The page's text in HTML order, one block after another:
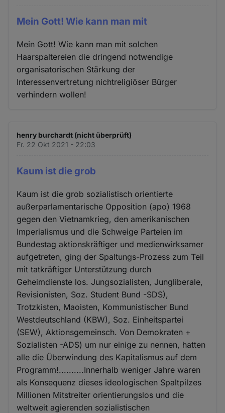
Mein Gott! Wie kann man mit
Mein Gott! Wie kann man mit solchen
Haarspaltereien die dringend notwendige
organisatorischen Stärkung der
Interessenvertretung nichtreligiöser Bürger
verhindern wollen!
henry burchardt (nicht überprüft)
Fr. 22 Okt 2021 - 22:03
Kaum ist die grob
Kaum ist die grob sozialistisch orientierte
außerparlamentarische Opposition (apo) 1968
gegen den Vietnamkrieg, den amerikanischen
Imperialismus und die Schweige Parteien im
Bundestag aktionskräftiger und medienwirksamer
aufgetreten, ging der Spaltungs-Prozess zum Teil
mit tatkräftiger Unterstützung durch
Geheimdienste los. Jungsozialisten, Jungliberale,
Revisionisten, Soz. Student Bund -SDS),
Trotzkisten, Maoisten, Kommunistischer Bund
Westdeutschland (KBW), Soz. Einheitspartei
(SEW), Aktionsgemeinsch. Von Demokraten +
Sozialisten -ADS) um nur einige zu nennen, hatten
alle die Überwindung des Kapitalismus auf dem
Programm!..........Innerhalb weniger Jahre waren
als Konsequenz dieses ideologischen Spaltpilzes
Millionen Mitstreiter orientierungslos und die
weltweit agierenden sozialistischen